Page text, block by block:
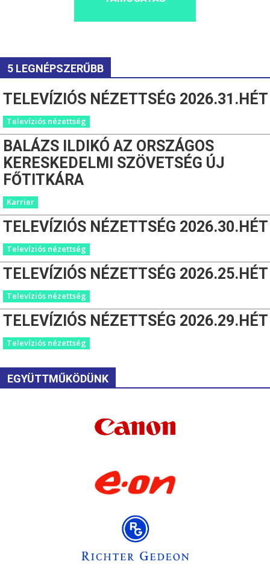
5 LEGNÉPSZERŰBB
TELEVÍZIÓS NÉZETTSÉG 2026.31.HÉT
Televíziós nézettség
BALÁZS ILDIKÓ AZ ORSZÁGOS
KERESKEDELMI SZÖVETSÉG ÚJ
FŐTITKÁRA
Karrier
TELEVÍZIÓS NÉZETTSÉG 2026.30.HÉT
Televíziós nézettség
TELEVÍZIÓS NÉZETTSÉG 2026.25.HÉT
Televíziós nézettség
TELEVÍZIÓS NÉZETTSÉG 2026.29.HÉT
Televíziós nézettség
EGYÜTTMŰKÖDÜNK